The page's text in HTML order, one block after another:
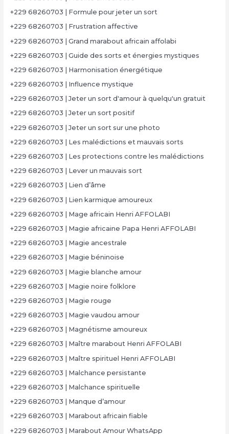
+229 68260703 | Formule pour jeter un sort
+229 68260703 | Frustration affective
+229 68260703 | Grand marabout africain affolabi
+229 68260703 | Guide des sorts et énergies mystiques
+229 68260703 | Harmonisation énergétique
+229 68260703 | Influence mystique
+229 68260703 | Jeter un sort d'amour à quelqu'un gratuit
+229 68260703 | Jeter un sort positif
+229 68260703 | Jeter un sort sur une photo
+229 68260703 | Les malédictions et mauvais sorts
+229 68260703 | Les protections contre les malédictions
+229 68260703 | Lever un mauvais sort
+229 68260703 | Lien d’âme
+229 68260703 | Lien karmique amoureux
+229 68260703 | Mage africain Henri AFFOLABI
+229 68260703 | Magie africaine Papa Henri AFFOLABI
+229 68260703 | Magie ancestrale
+229 68260703 | Magie béninoise
+229 68260703 | Magie blanche amour
+229 68260703 | Magie noire folklore
+229 68260703 | Magie rouge
+229 68260703 | Magie vaudou amour
+229 68260703 | Magnétisme amoureux
+229 68260703 | Maître marabout Henri AFFOLABI
+229 68260703 | Maître spirituel Henri AFFOLABI
+229 68260703 | Malchance persistante
+229 68260703 | Malchance spirituelle
+229 68260703 | Manque d’amour
+229 68260703 | Marabout africain fiable
+229 68260703 | Marabout Amour WhatsApp